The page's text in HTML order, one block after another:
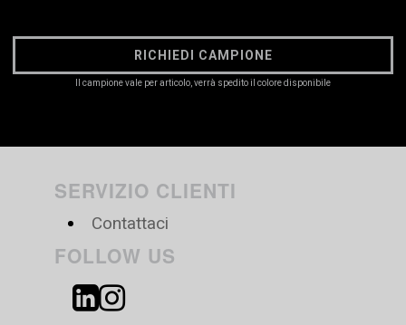
RICHIEDI CAMPIONE
Il campione vale per articolo, verrà spedito il colore disponibile
SERVIZIO CLIENTI
Contattaci
FOLLOW US